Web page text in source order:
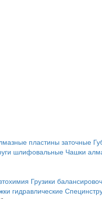
пластины заточные
шлифовальные Чашки
Грузики
гидравлические